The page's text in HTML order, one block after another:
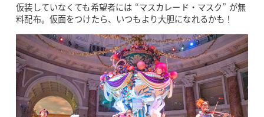
仮装していなくても希望者には “マスカレード・マスク” が無
料配布。仮面をつけたら、いつもより大胆になれるかも！